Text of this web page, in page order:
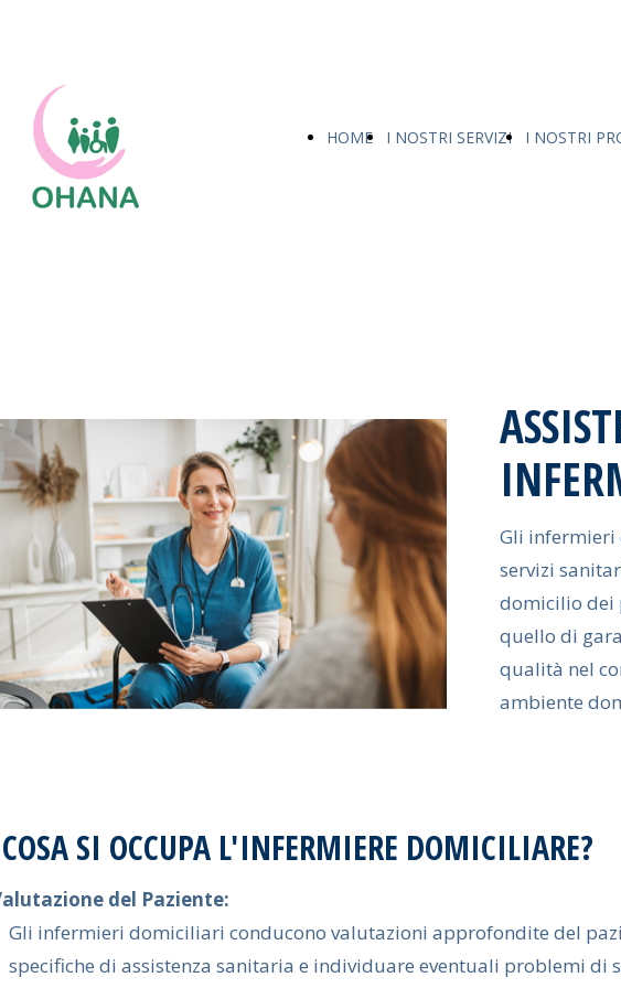
HOME I NOSTRI SERVIZI I NOSTRI
Gli infermieri
servizi
domicilio dei
quello di
qualità nel
ambiente
SI OCCUPA L'INFERMIERE DOMICILIARE?
del Paziente:
Gli infermieri domiciliari conducono valutazioni approfondite del
specifiche di assistenza sanitaria e individuare eventuali problemi di